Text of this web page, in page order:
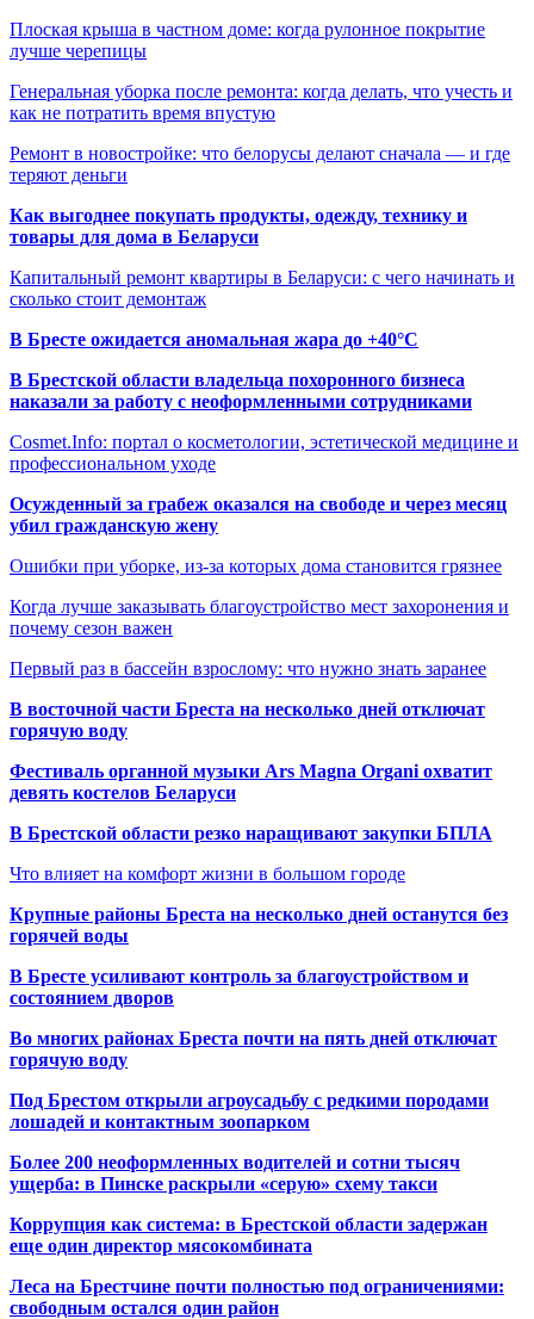
Плоская крыша в частном доме: когда рулонное покрытие
лучше черепицы
Генеральная уборка после ремонта: когда делать, что учесть и
как не потратить время впустую
Ремонт в новостройке: что белорусы делают сначала — и где
теряют деньги
Как выгоднее покупать продукты, одежду, технику и
товары для дома в Беларуси
Капитальный ремонт квартиры в Беларуси: с чего начинать и
сколько стоит демонтаж
В Бресте ожидается аномальная жара до +40°C
В Брестской области владельца похоронного бизнеса
наказали за работу с неоформленными сотрудниками
Cosmet.Info: портал о косметологии, эстетической медицине и
профессиональном уходе
Осужденный за грабеж оказался на свободе и через месяц
убил гражданскую жену
Ошибки при уборке, из-за которых дома становится грязнее
Когда лучше заказывать благоустройство мест захоронения и
почему сезон важен
Первый раз в бассейн взрослому: что нужно знать заранее
В восточной части Бреста на несколько дней отключат
горячую воду
Фестиваль органной музыки Ars Magna Organi охватит
девять костелов Беларуси
В Брестской области резко наращивают закупки БПЛА
Что влияет на комфорт жизни в большом городе
Крупные районы Бреста на несколько дней останутся без
горячей воды
В Бресте усиливают контроль за благоустройством и
состоянием дворов
Во многих районах Бреста почти на пять дней отключат
горячую воду
Под Брестом открыли агроусадьбу с редкими породами
лошадей и контактным зоопарком
Более 200 неоформленных водителей и сотни тысяч
ущерба: в Пинске раскрыли «серую» схему такси
Коррупция как система: в Брестской области задержан
еще один директор мясокомбината
Леса на Брестчине почти полностью под ограничениями:
свободным остался один район